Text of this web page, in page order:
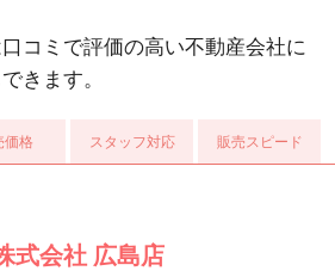
コミで評価の高い不動産会社に
きます。
価格 スタッフ対応 販売スピード
式会社 広島店